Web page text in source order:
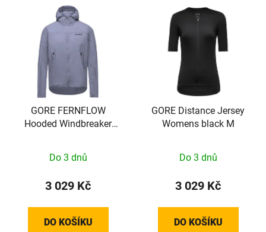
GORE FERNFLOW
Hooded Windbreaker
Do 3 dnů
3 029 Kč
DO KOŠÍKU
GORE Distance Jersey
Womens black M
Do 3 dnů
3 029 Kč
DO KOŠÍKU